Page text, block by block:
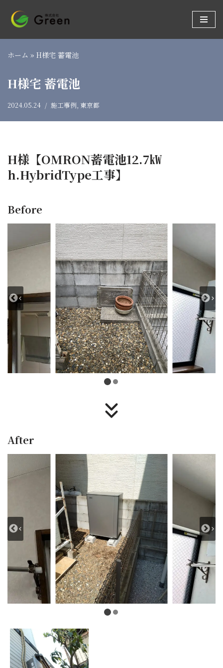
コ
ン
テ
へ
ス
ホーム » H様宅 蓄電池
H様宅 蓄電池
2024.05.24 施工事例, 東京都
H様【OMRON蓄電池12.7㎾
h.HybridType工事】
Before
After